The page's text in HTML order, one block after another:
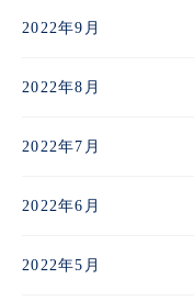
2022年9月
2022年8月
2022年7月
2022年6月
2022年5月